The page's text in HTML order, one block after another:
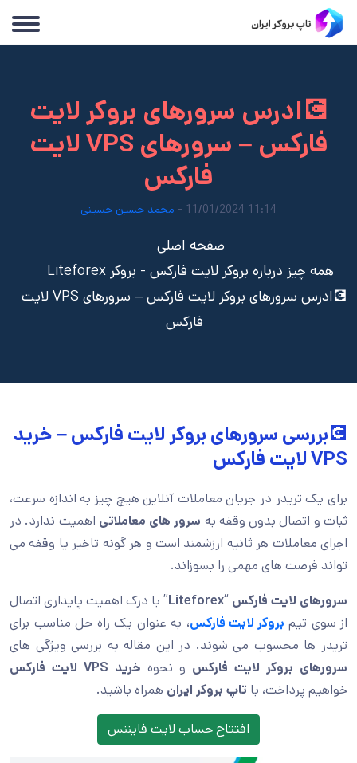
💽ادرس سرورهای بروکر لایت
فارکس – سرورهای VPS لایت
فارکس
11:14 11/01/2024 - محمد حسین حسینی
صفحه اصلی
همه چیز درباره بروکر لایت فارکس - بروکر Liteforex
💽ادرس سرورهای بروکر لایت فارکس – سرورهای VPS لایت
فارکس
💽بررسی سرورهای بروکر لایت فارکس – خرید
VPS لایت فارکس
برای یک تریدر در جریان معاملات آنلاین هیچ چیز به اندازه سرعت،
ثبات و اتصال بدون وقفه به سرور های معاملاتی اهمیت ندارد. در
اجرای معاملات هر ثانیه ارزشمند است و هر گونه تاخیر یا وقفه می
تواند فرصت های مهمی را بسوزاند.
سرورهای لایت فارکس “
Liteforex” با درک اهمیت پایداری اتصال
از سوی تیم بروکر لایت فارکس، به عنوان یک راه حل مناسب برای
تریدر ها محسوب می شوند. در این مقاله به بررسی ویژگی های
سرورهای بروکر لایت فارکس و نحوه خرید VPS لایت فارکس
خواهیم پرداخت، با تاپ بروکر ایران همراه باشید.
افتتاح حساب لایت فایننس